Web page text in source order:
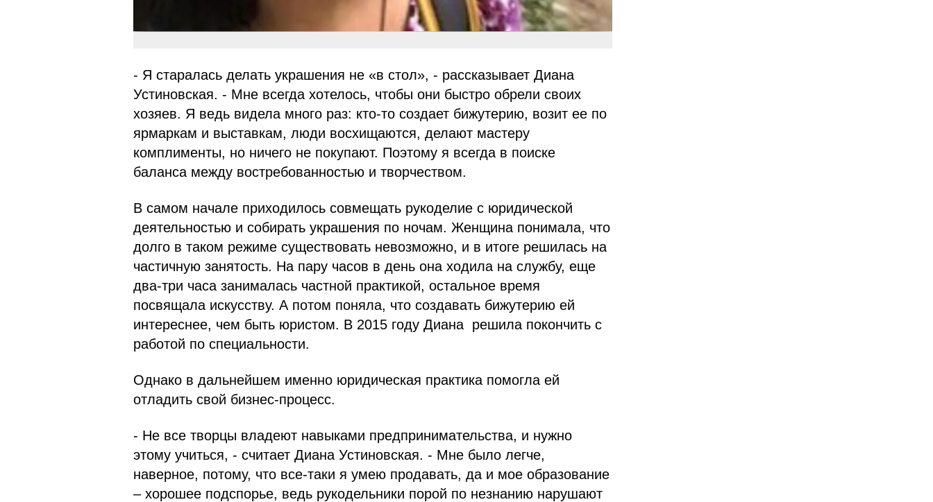
- Я старалась делать украшения не «в стол», - рассказывает Диана
Устиновская. - Мне всегда хотелось, чтобы они быстро обрели своих
хозяев. Я ведь видела много раз: кто-то создает бижутерию, возит ее по
ярмаркам и выставкам, люди восхищаются, делают мастеру
комплименты, но ничего не покупают. Поэтому я всегда в поиске
баланса между востребованностью и творчеством.
В самом начале приходилось совмещать рукоделие с юридической
деятельностью и собирать украшения по ночам. Женщина понимала, что
долго в таком режиме существовать невозможно, и в итоге решилась на
частичную занятость. На пару часов в день она ходила на службу, еще
два-три часа занималась частной практикой, остальное время
посвящала искусству. А потом поняла, что создавать бижутерию ей
интереснее, чем быть юристом. В 2015 году Диана решила покончить с
работой по специальности.
Однако в дальнейшем именно юридическая практика помогла ей
отладить свой бизнес-процесс.
- Не все творцы владеют навыками предпринимательства, и нужно
этому учиться, - считает Диана Устиновская. - Мне было легче,
наверное, потому, что все-таки я умею продавать, да и мое образование
– хорошее подспорье, ведь рукодельники порой по незнанию нарушают